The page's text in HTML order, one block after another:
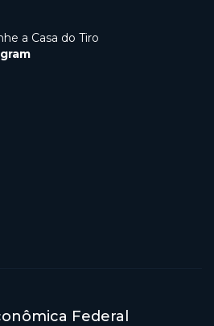
a Casa do Tiro
Federal